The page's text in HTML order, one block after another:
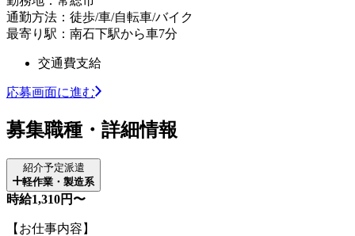
通勤方法：徒歩/車/自転車/バイク
最寄り駅：南石下駅から車7分
交通費支給
応募画面に進む
募集職種・詳細情報
紹介予定派遣
軽作業・製造系
時給1,310円〜
【お仕事内容】